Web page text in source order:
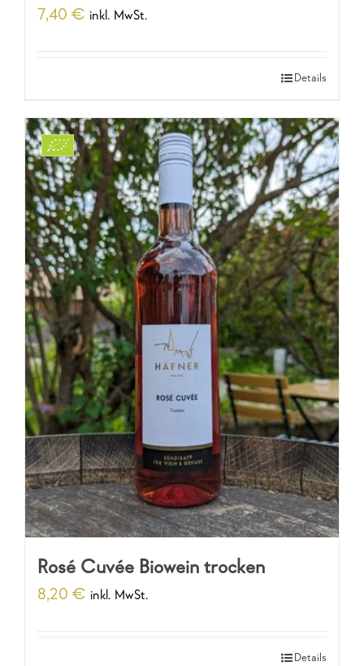
7,40 € inkl. MwSt.
Details
Rosé Cuvée Biowein trocken
8,20 € inkl. MwSt.
Details